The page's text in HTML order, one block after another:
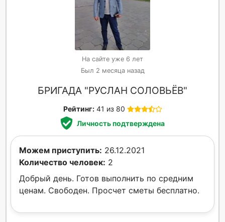
На сайте уже 6 лет
Был 2 месяца назад
БРИГАДА "РУСЛАН СОЛОВЬЁВ"
Рейтинг: 41 из 80
Личность подтверждена
Можем приступить: 26.12.2021
Количество человек: 2
Добрый день. Готов выполнить по средним
ценам. Свободен. Просчет сметы бесплатно.